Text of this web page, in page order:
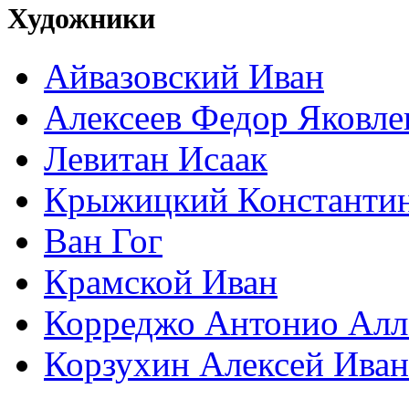
Художники
Айвазовский Иван
Алексеев Федор
Левитан Исаак
Крыжицкий
Ван Гог
Крамской Иван
Корреджо Антонио
Корзухин Алексей